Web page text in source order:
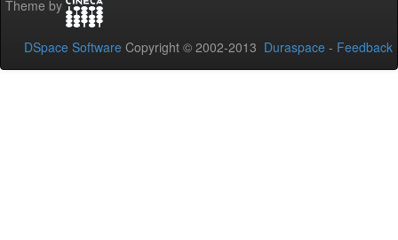
Theme by
DSpace Software Copyright © 2002-2013 Duraspace - Feedback